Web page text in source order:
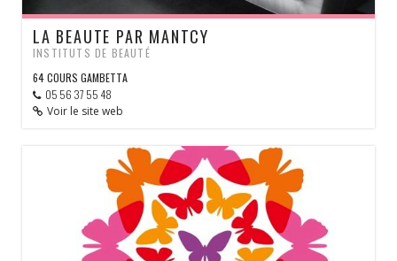
LA BEAUTE PAR MANTCY
INSTITUTS DE BEAUTÉ
64 COURS GAMBETTA
05 56 37 55 48
Voir le site web